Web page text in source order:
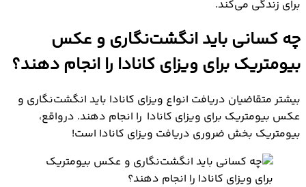
برای زندگی می‌کند.
چه کسانی باید انگشت‌نگاری و عکس
بیومتریک برای ویزای کانادا را انجام دهند؟
بیشتر متقاضیان دریافت انواع ویزای کانادا باید انگشت‌‌نگاری و
عکس بیومتریک برای ویزای کانادا را انجام دهند. درواقع،
بیومتریک بخش ضروری دریافت ویزای کانادا است!